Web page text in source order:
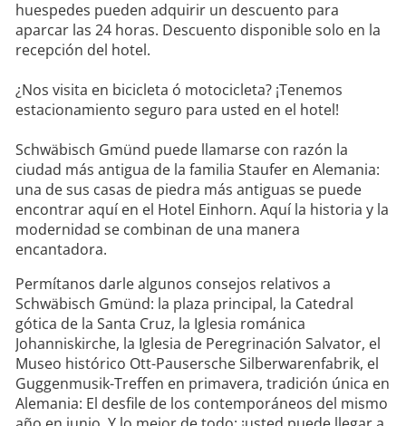
huespedes pueden adquirir un descuento para
aparcar las 24 horas. Descuento disponible solo en la
recepción del hotel.
¿Nos visita en bicicleta ó motocicleta? ¡Tenemos
estacionamiento seguro para usted en el hotel!
Schwäbisch Gmünd puede llamarse con razón la
ciudad más antigua de la familia Staufer en Alemania:
una de sus casas de piedra más antiguas se puede
encontrar aquí en el Hotel Einhorn. Aquí la historia y la
modernidad se combinan de una manera
encantadora.
Permítanos darle algunos consejos relativos a
Schwäbisch Gmünd: la plaza principal, la Catedral
gótica de la Santa Cruz, la Iglesia románica
Johanniskirche, la Iglesia de Peregrinación Salvator, el
Museo histórico Ott-Pausersche Silberwarenfabrik, el
Guggenmusik-Treffen en primavera, tradición única en
Alemania: El desfile de los contemporáneos del mismo